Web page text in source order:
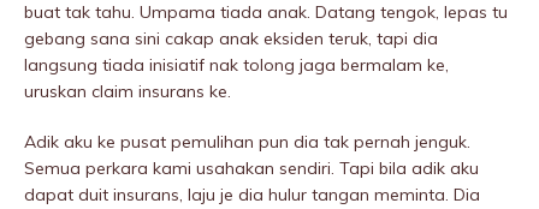
buat tak tahu. Umpama tiada anak. Datang tengok, lepas tu
gebang sana sini cakap anak eksiden teruk, tapi dia
langsung tiada inisiatif nak tolong jaga bermalam ke,
uruskan claim insurans ke.
Adik aku ke pusat pemulihan pun dia tak pernah jenguk.
Semua perkara kami usahakan sendiri. Tapi bila adik aku
dapat duit insurans, laju je dia hulur tangan meminta. Dia